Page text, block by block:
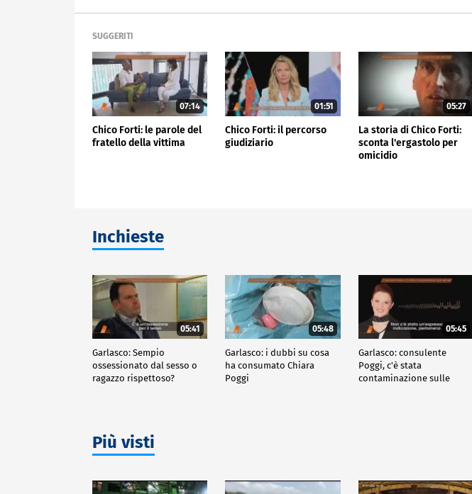
SUGGERITI
07:14
Chico Forti: le parole del
fratello della vittima
01:51
Chico Forti: il percorso
giudiziario
05:27
La storia di Chico Forti:
sconta l'ergastolo per
omicidio
Inchieste
05:41
Garlasco: Sempio
ossessionato dal sesso o
ragazzo rispettoso?
05:48
Garlasco: i dubbi su cosa
ha consumato Chiara
Poggi
05:45
Garlasco: consulente
Poggi, c'è stata
contaminazione sulle
Più visti